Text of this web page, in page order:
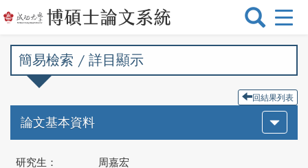
選
切
簡易檢索 / 詳目顯示
回結果列表
論文基本資料
研究生：
周嘉宏